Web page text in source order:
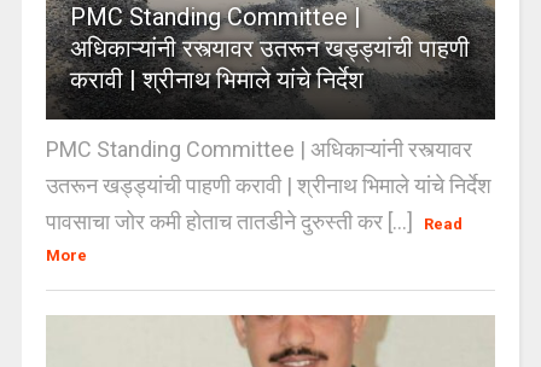
PMC Standing Committee |
अधिकाऱ्यांनी रस्त्यावर उतरून खड्ड्यांची पाहणी
करावी | श्रीनाथ भिमाले यांचे निर्देश
PMC Standing Committee | अधिकाऱ्यांनी रस्त्यावर
उतरून खड्ड्यांची पाहणी करावी | श्रीनाथ भिमाले यांचे निर्देश
पावसाचा जोर कमी होताच तातडीने दुरुस्ती कर [...]
Read
More